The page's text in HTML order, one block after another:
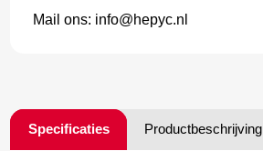
Mail ons: info@hepyc.nl
Specificaties Productbeschrijving